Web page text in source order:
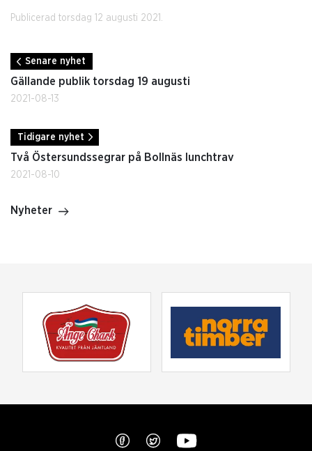
Publicerad torsdag 12 augusti 2021.
Senare nyhet
Gällande publik torsdag 19 augusti
2021-08-13
Tidigare nyhet
Två Östersundssegrar på Bollnäs lunchtrav
2021-08-10
Nyheter